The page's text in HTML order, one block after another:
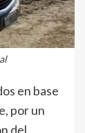
en base
por un
del